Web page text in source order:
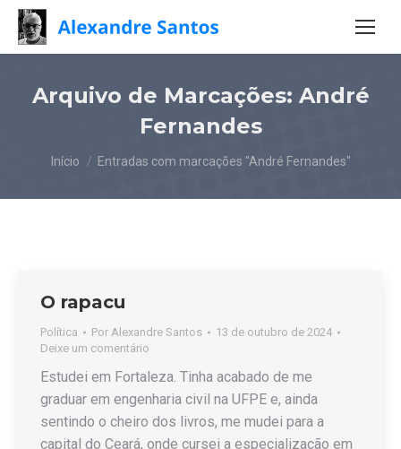
Arquivo de Marcações: André
Fernandes
Você está aqui:
Início Entradas com marcações "André Fernandes"
O rapacu
Política Por Alexandre Santos
13 de outubro de 2024
Deixe um comentário
Estudei em Fortaleza. Tinha acabado de me
graduar em engenharia civil na UFPE e, ainda
sentindo o cheiro dos livros, me mudei para a
capital do Ceará, onde cursei a especialização em